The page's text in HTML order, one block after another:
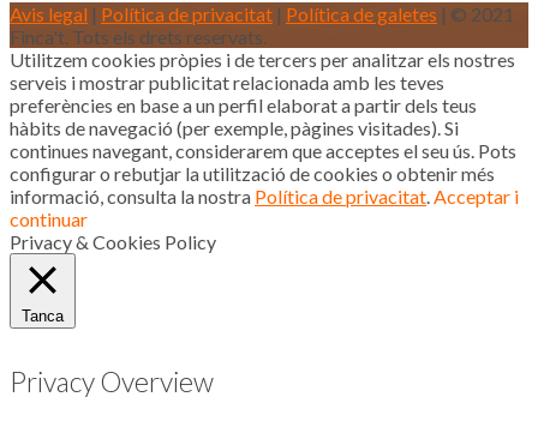
Avis legal | Política de privacitat | Política de galetes | © 2021
Finca't. Tots els drets reservats.
Utilitzem cookies pròpies i de tercers per analitzar els nostres
serveis i mostrar publicitat relacionada amb les teves
preferències en base a un perfil elaborat a partir dels teus
hàbits de navegació (per exemple, pàgines visitades). Si
continues navegant, considerarem que acceptes el seu ús. Pots
configurar o rebutjar la utilització de cookies o obtenir més
informació, consulta la nostra Política de privacitat Acceptar i
continuar
Privacy & Cookies Policy
Tanca
Privacy Overview